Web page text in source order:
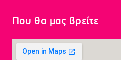
Που θα μας βρείτε